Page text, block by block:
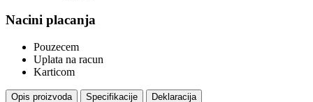
Nacini placanja
Pouzecem
Uplata na racun
Karticom
Opis proizvoda Specifikacije Deklaracija